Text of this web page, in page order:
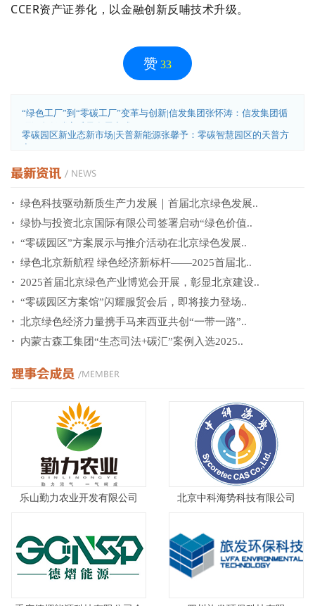
CCER资产证券化，以金融创新反哺技术升级。
赞 33
“绿色工厂”到“零碳工厂”变革与创新|信发集团张怀涛：信发集团循
零碳园区新业态新市场|天普新能源张馨予：零碳智慧园区的天普方
绿色科技驱动新质生产力发展｜首届北京绿色发展..
绿协与投资北京国际有限公司签署启动“绿色价值..
“零碳园区”方案展示与推介活动在北京绿色发展..
绿色北京新航程 绿色经济新标杆——2025首届北..
2025首届北京绿色产业博览会开展，彰显北京建设..
“零碳园区方案馆”闪耀服贸会后，即将接力登场..
北京绿色经济力量携手马来西亚共创“一带一路”..
内蒙古森工集团“生态司法+碳汇”案例入选2025..
乐山勤力农业开发有限公司 北京中科海势科技有限公司